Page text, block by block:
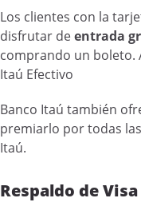
Los clientes con la
disfrutar deentrada
comprando un boleto.
Itaú Efectivo
Banco Itaú también
premiarlo por todas
Itaú.
Respaldo de Visa